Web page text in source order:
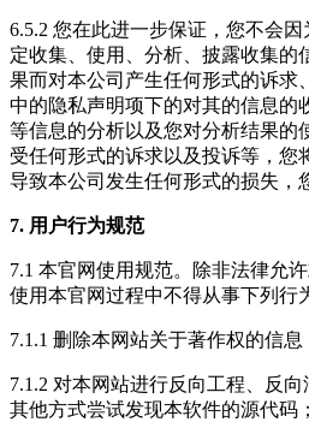
6.5.2 您在此进一步保证，您不会
定收集、使用、分析、披露收集的
果而对本公司产生任何形式的诉求
中的隐私声明项下的对其的信息的
等信息的分析以及您对分析结果的
受任何形式的诉求以及投诉等，您
导致本公司发生任何形式的损失，
7. 用户行为规范
7.1 本官网使用规范。除非法律允
使用本官网过程中不得从事下列行
7.1.1 删除本网站关于著作权的信息
7.1.2 对本网站进行反向工程、反
其他方式尝试发现本软件的源代码；